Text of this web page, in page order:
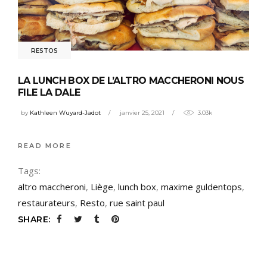
RESTOS
LA LUNCH BOX DE L’ALTRO MACCHERONI NOUS
FILE LA DALE
by Kathleen Wuyard-Jadot janvier 25, 2021 3.03k
READ MORE
Tags:
altro maccheroni, Liège, lunch box, maxime guldentops,
restaurateurs, Resto, rue saint paul
SHARE: